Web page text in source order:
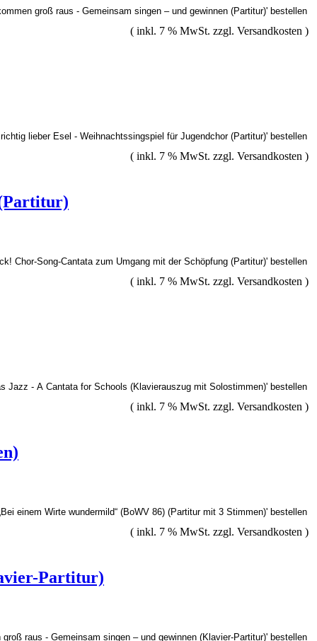
( inkl. 7 % MwSt. zzgl. Versandkosten )
( inkl. 7 % MwSt. zzgl. Versandkosten )
( inkl. 7 % MwSt. zzgl. Versandkosten )
( inkl. 7 % MwSt. zzgl. Versandkosten )
( inkl. 7 % MwSt. zzgl. Versandkosten )
Partitur)